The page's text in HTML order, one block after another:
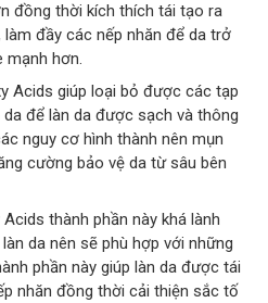
đồng thời kích thích tái tạo ra
đầy các nếp nhăn để da trở
mạnh hơn.
Acids giúp loại bỏ được các tạp
để làn da được sạch và thông
nguy cơ hình thành nên mụn
cường bảo vệ da từ sâu bên
thành phần này khá lành
da nên sẽ phù hợp với những
phần này giúp làn da được tái
nhăn đồng thời cải thiện sắc tố